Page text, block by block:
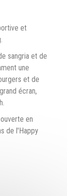
et
sangria et de
une
et de
écran,
en
de l'Happy